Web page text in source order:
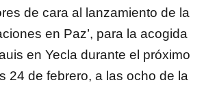
de cara al lanzamiento de la
en Paz’, para la acogida
en Yecla durante el próximo
24 de febrero, a las ocho de la